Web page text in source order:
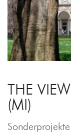
THE
(MI)
Sonderprojekte